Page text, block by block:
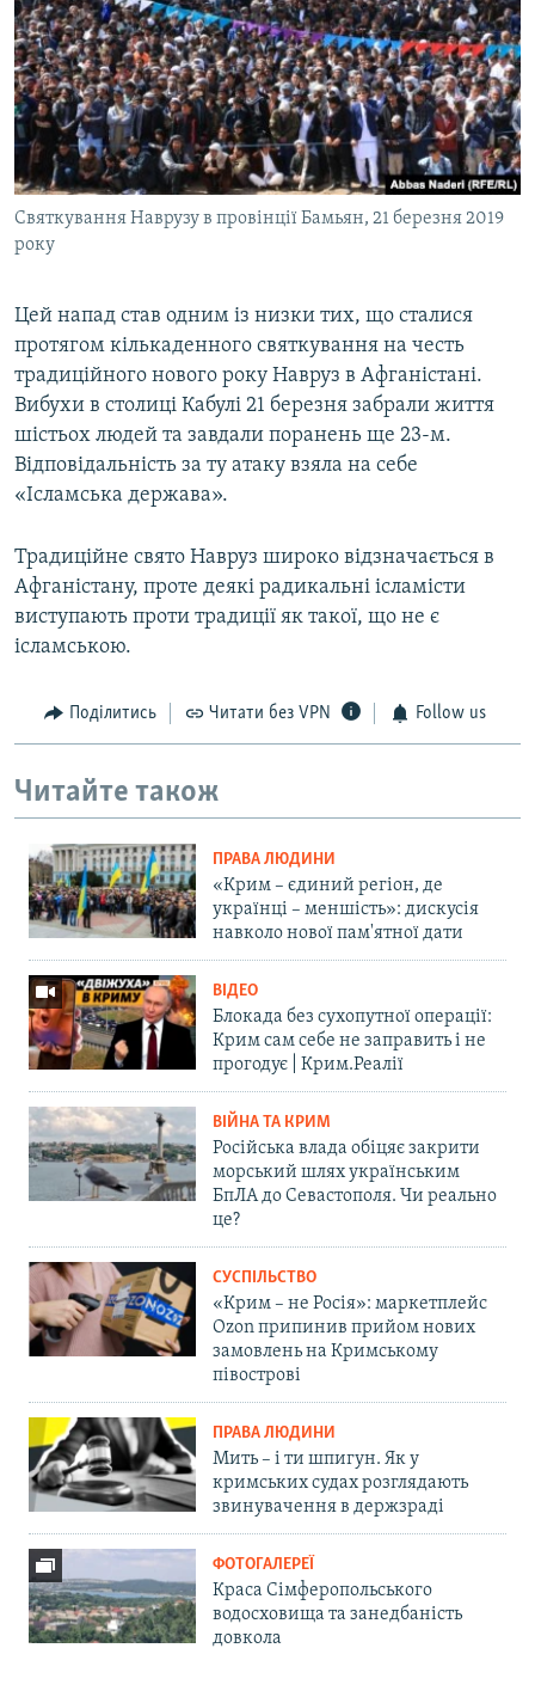
Святкування Наврузу в провінції Бамьян, 21 березня 2019
року
Цей напад став одним із низки тих, що сталися
протягом кількаденного святкування на честь
традиційного нового року Навруз в Афганістані.
Вибухи в столиці Кабулі 21 березня забрали життя
шістьох людей та завдали поранень ще 23-м.
Відповідальність за ту атаку взяла на себе
«Ісламська держава».
Традиційне свято Навруз широко відзначається в
Афганістану, проте деякі радикальні ісламісти
виступають проти традиції як такої, що не є
ісламською.
Поділитись Читати без VPN Follow us
Читайте також
ПРАВА ЛЮДИНИ
«Крим – єдиний регіон, де
українці – меншість»: дискусія
навколо нової пам'ятної дати
ВІДЕО
Блокада без сухопутної операції:
Крим сам себе не заправить і не
прогодує | Крим.Реалії
ВІЙНА ТА КРИМ
Російська влада обіцяє закрити
морський шлях українським
БпЛА до Севастополя. Чи реально
це?
СУСПІЛЬСТВО
«Крим – не Росія»: маркетплейс
Ozon припинив прийом нових
замовлень на Кримському
півострові
ПРАВА ЛЮДИНИ
Мить – і ти шпигун. Як у
кримських судах розглядають
звинувачення в держзраді
ФОТОГАЛЕРЕЇ
Краса Сімферопольського
водосховища та занедбаність
довкола